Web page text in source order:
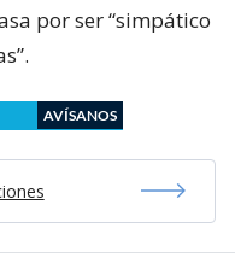
por ser “simpático
AVÍSANOS